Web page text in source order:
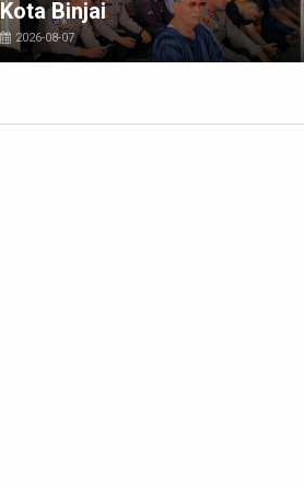
Kota Binjai
2026-08-07